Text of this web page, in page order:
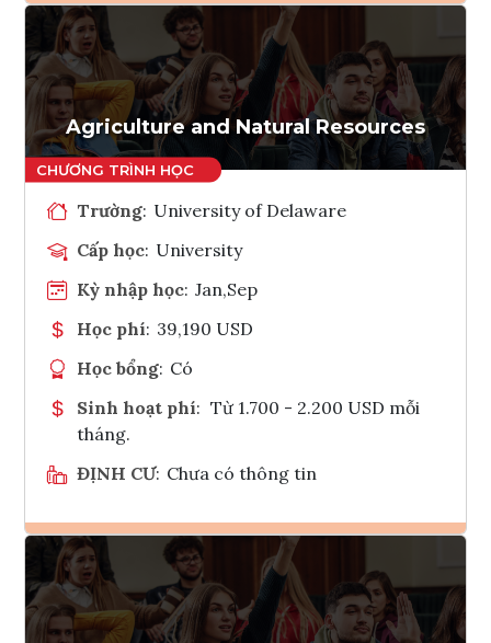
Ghi danh
Tham vấn Interlink
Agriculture and Natural Resources
Trường: University of Delaware
Cấp học: University
Kỳ nhập học: Jan,Sep
Học phí: 39,190 USD
Học bổng: Có
Sinh hoạt phí: Từ 1.700 - 2.200 USD mỗi
tháng.
ĐỊNH CƯ: Chưa có thông tin
Ghi danh
Tham vấn Interlink